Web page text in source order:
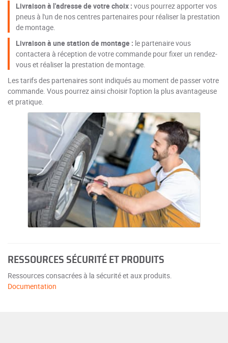
Livraison à l'adresse de votre choix : vous pourrez apporter vos
pneus à l'un de nos centres partenaires pour réaliser la prestation
de montage.
Livraison à une station de montage : le partenaire vous
contactera à réception de votre commande pour fixer un rendez-
vous et réaliser la prestation de montage.
Les tarifs des partenaires sont indiqués au moment de passer votre
commande. Vous pourrez ainsi choisir l’option la plus avantageuse
et pratique.
RESSOURCES SÉCURITÉ ET PRODUITS
Ressources consacrées à la sécurité et aux produits.
Documentation